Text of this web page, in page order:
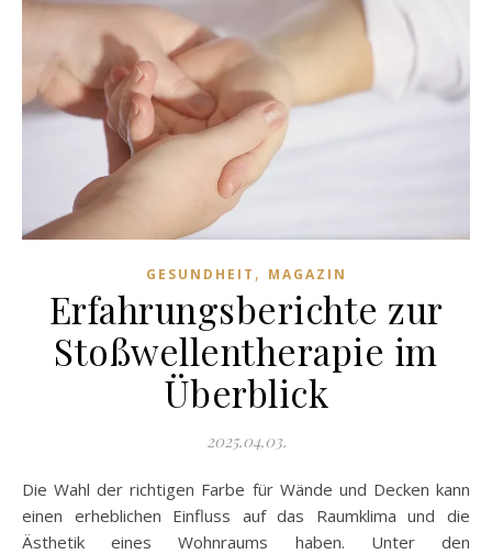
GESUNDHEIT , MAGAZIN
Erfahrungsberichte zur
Stoßwellentherapie im
Überblick
2025.04.03.
Die Wahl der richtigen Farbe für Wände und Decken kann
einen erheblichen Einfluss auf das Raumklima und die
Ästhetik eines Wohnraums haben. Unter den